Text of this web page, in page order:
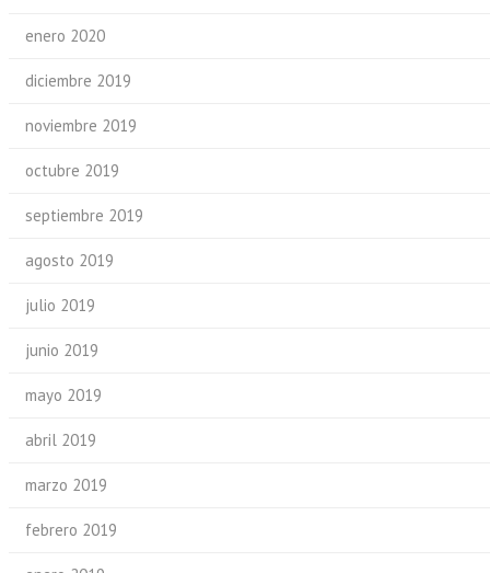
enero 2020
diciembre 2019
noviembre 2019
octubre 2019
septiembre 2019
agosto 2019
julio 2019
junio 2019
mayo 2019
abril 2019
marzo 2019
febrero 2019